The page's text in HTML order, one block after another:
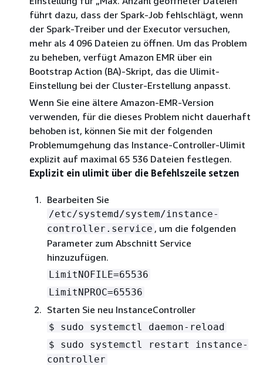
führt dazu, dass der Spark-Job fehlschlägt, wenn
der Spark-Treiber und der Executor versuchen,
mehr als 4 096 Dateien zu öffnen. Um das Problem
zu beheben, verfügt Amazon EMR über ein
Bootstrap Action (BA)-Skript, das die Ulimit-
Einstellung bei der Cluster-Erstellung anpasst.
Wenn Sie eine ältere Amazon-EMR-Version
verwenden, für die dieses Problem nicht dauerhaft
behoben ist, können Sie mit der folgenden
Problemumgehung das Instance-Controller-Ulimit
explizit auf maximal 65 536 Dateien festlegen.
Explizit ein ulimit über die Befehlszeile setzen
Bearbeiten Sie
/etc/systemd/system/instance-
controller.service , um die folgenden
Parameter zum Abschnitt Service
hinzuzufügen.
LimitNOFILE=65536
LimitNPROC=65536
Starten Sie neu InstanceController
$ sudo systemctl daemon-reload
$ sudo systemctl restart instance-
controller